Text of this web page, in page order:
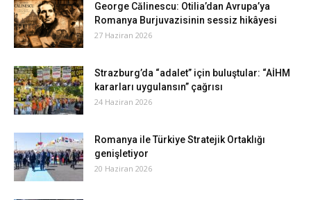
George Călinescu: Otilia’dan Avrupa’ya
Romanya Burjuvazisinin sessiz hikâyesi
27 Haziran 2026
Strazburg’da “adalet” için buluştular: “AİHM
kararları uygulansın” çağrısı
24 Haziran 2026
Romanya ile Türkiye Stratejik Ortaklığı
genişletiyor
20 Haziran 2026